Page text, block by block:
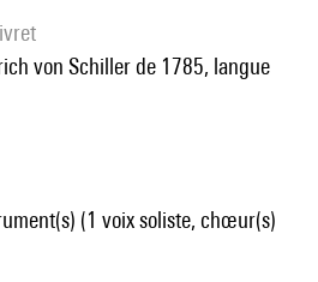
(1 voix soliste, chœur(s)